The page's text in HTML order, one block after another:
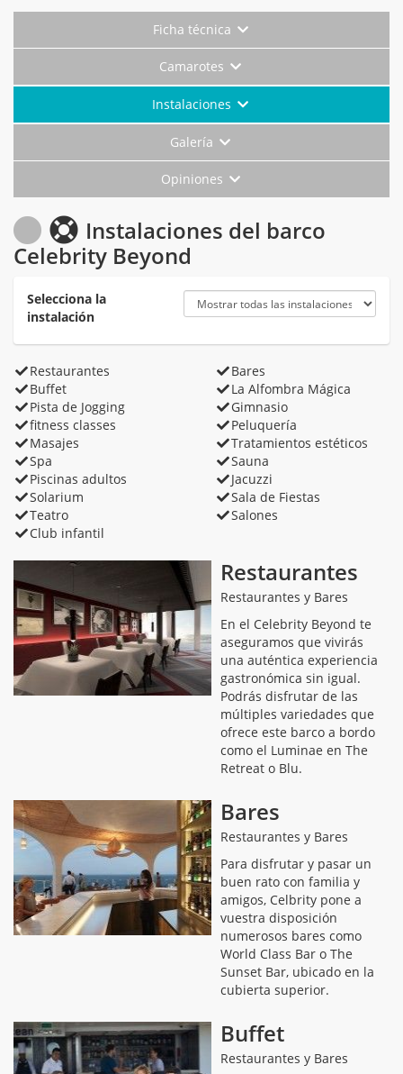
Ficha técnica
Camarotes
Instalaciones
Galería
Opiniones
Instalaciones del barco
Celebrity Beyond
Selecciona la
instalación
Restaurantes
Bares
Buffet
La Alfombra Mágica
Pista de Jogging
Gimnasio
fitness classes
Peluquería
Masajes
Tratamientos estéticos
Spa
Sauna
Piscinas adultos
Jacuzzi
Solarium
Sala de Fiestas
Teatro
Salones
Club infantil
Restaurantes
Restaurantes y Bares
En el Celebrity Beyond te
aseguramos que vivirás
una auténtica experiencia
gastronómica sin igual.
Podrás disfrutar de las
múltiples variedades que
ofrece este barco a bordo
como el Luminae en The
Retreat o Blu.
Bares
Restaurantes y Bares
Para disfrutar y pasar un
buen rato con familia y
amigos, Celbrity pone a
vuestra disposición
numerosos bares como
World Class Bar o The
Sunset Bar, ubicado en la
cubierta superior.
Buffet
Restaurantes y Bares